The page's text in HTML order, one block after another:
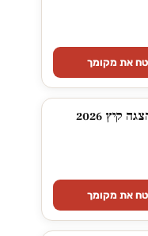
את מקומך
2026
את מקומך